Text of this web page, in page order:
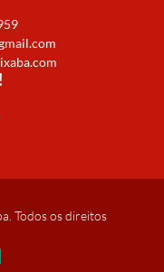
Todos os direitos